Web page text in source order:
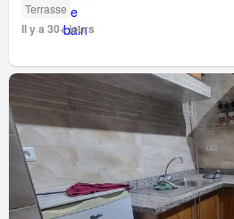
Terrasse
Il y a 30+ jours